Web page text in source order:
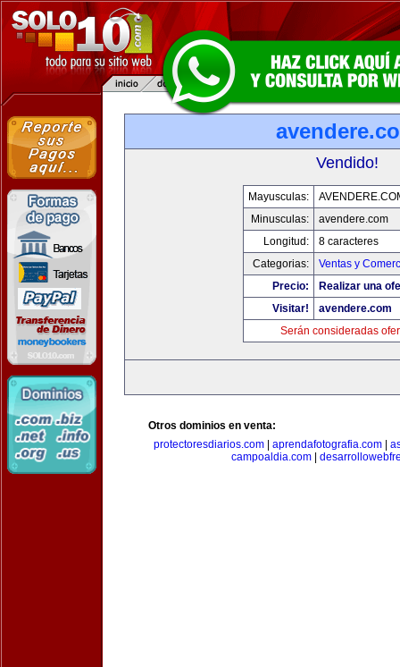
Vendido!
Mayusculas:
Minusculas:
avendere.com
Longitud:
8 caracteres
Categorias:
Ventas y
Precio:
Realizar una
Visitar!
avendere.com
Serán consideradas
Otros dominios en venta:
protectoresdiarios.com
aprendafotografia.com
campoaldia.com